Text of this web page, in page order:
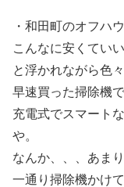
・和田町のオフハ
こんなに安くてい
と浮かれながら色
早速買った掃除機
充電式でスマート
や。
なんか、、、あま
一通り掃除機かけ